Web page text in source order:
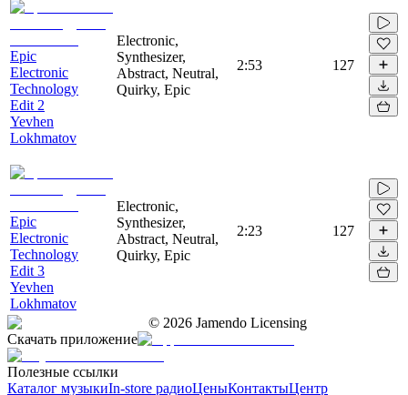
Epic
Electronic
Technology
Edit 2
Yevhen
Lokhmatov
Electronic,
Synthesizer,
Abstract, Neutral,
Quirky, Epic
2:53 127
Epic
Electronic
Technology
Edit 3
Yevhen
Lokhmatov
Electronic,
Synthesizer,
Abstract, Neutral,
Quirky, Epic
2:23 127
© 2026 Jamendo Licensing
Скачать приложение
Полезные ссылки
Каталог музыкиIn-store радиоЦеныКонтактыЦентр